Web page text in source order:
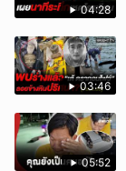
04:28
03:46
05:52